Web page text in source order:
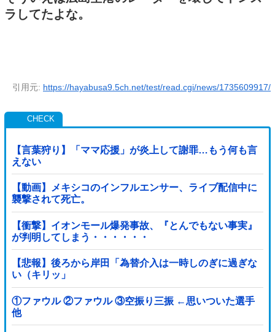
ラしてたよな。
引用元: https://hayabusa9.5ch.net/test/read.cgi/news/1735609917/
【言葉狩り】「ママ応援」が炎上して謝罪…もう何も言
えない
【動画】メキシコのインフルエンサー、ライブ配信中に
襲撃されて死亡。
【衝撃】イオンモール爆発事故、『とんでもない事実』
が判明してしまう・・・・・・
【悲報】後ろから岸田「為替介入は一時しのぎに過ぎな
い（キリッ」
①ファウル ②ファウル ③空振り三振 ←思いついた選手
他